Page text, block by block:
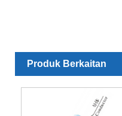
Produk Berkaitan